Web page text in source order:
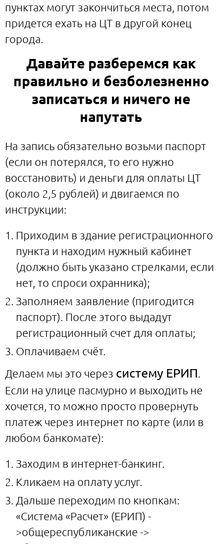
пунктах могут закончиться места, потом
придется ехать на ЦТ в другой конец
города.
Давайте разберемся как
правильно и безболезненно
записаться и ничего не
напутать
На запись обязательно возьми паспорт
(если он потерялся, то его нужно
восстановить) и деньги для оплаты ЦТ
(около 2,5 рублей) и двигаемся по
инструкции:
Приходим в здание регистрационного
пункта и находим нужный кабинет
(должно быть указано стрелками, если
нет, то спроси охранника);
Заполняем заявление (пригодится
паспорт). После этого выдадут
регистрационный счет для оплаты;
Оплачиваем счёт.
Делаем мы это через систему ЕРИП
Если на улице пасмурно и выходить не
хочется, то можно просто провернуть
платеж через интернет по карте (или в
любом банкомате):
Заходим в интернет-банкинг.
Кликаем на оплату услуг.
Дальше переходим по кнопкам:
«Система «Расчет» (ЕРИП) -
>общереспубликанские ->